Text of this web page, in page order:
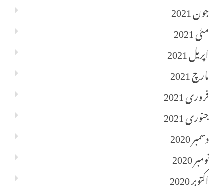
جون 2021
مئی 2021
اپریل 2021
مارچ 2021
فروری 2021
جنوری 2021
دسمبر 2020
نومبر 2020
اکتوبر 2020